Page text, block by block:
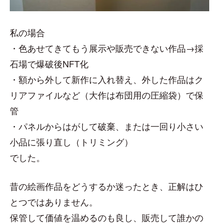
私の場合
・色あせてきてもう展示や販売できない作品→採
石場で爆破後NFT化
・額から外して新作に入れ替え、外した作品はク
リアファイルなど（大作は布団用の圧縮袋）で保
管
・パネルからはがして破棄、または一回り小さい
小品に張り直し（トリミング）
でした。
昔の絵画作品をどうするか迷ったとき、正解はひ
とつではありません。
保管して価値を温めるのも良し、販売して誰かの